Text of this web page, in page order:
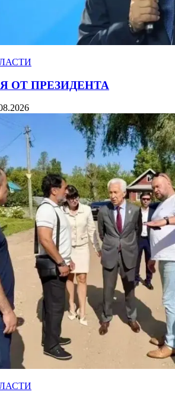
ОТ ПРЕЗИДЕНТА